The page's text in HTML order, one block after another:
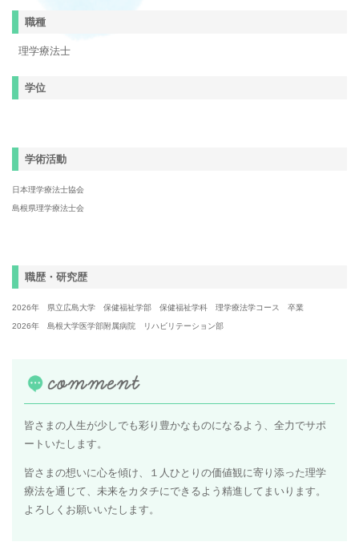
職種
理学療法士
学位
学術活動
日本理学療法士協会
島根県理学療法士会
職歴・研究歴
2026年 県立広島大学 保健福祉学部 保健福祉学科 理学療法学コース 卒業
2026年 島根大学医学部附属病院 リハビリテーション部
皆さまの人生が少しでも彩り豊かなものになるよう、全力でサポ
ートいたします。
皆さまの想いに心を傾け、１人ひとりの価値観に寄り添った理学
療法を通じて、未来をカタチにできるよう精進してまいります。
よろしくお願いいたします。